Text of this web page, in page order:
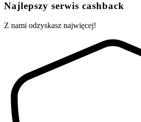
Najlepszy serwis cashback
Z nami odzyskasz najwięcej!